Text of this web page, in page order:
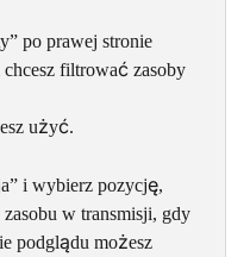
po prawej stronie
filtrować zasoby
użyć.
i wybierz pozycję,
w transmisji, gdy
podglądu możesz